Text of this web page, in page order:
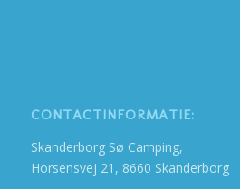
CONTACTINFORMATIE:
Skanderborg Sø Camping,
Horsensvej 21, 8660 Skanderborg